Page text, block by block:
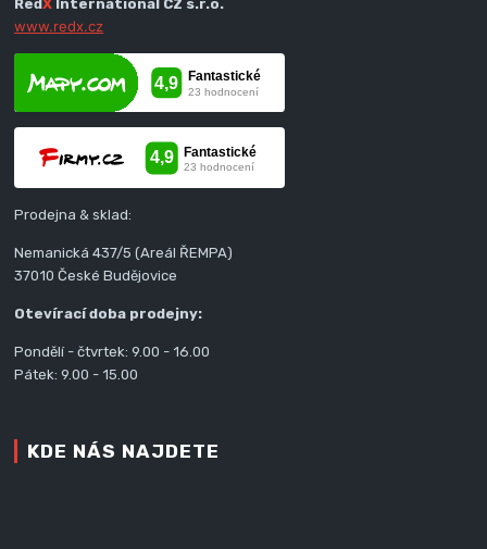
RedX International CZ s.r.o.
www.redx.cz
Prodejna & sklad:
Nemanická 437/5 (Areál ŘEMPA)
37010 České Budějovice
Otevírací doba prodejny:
Pondělí - čtvrtek: 9.00 - 16.00
Pátek: 9.00 - 15.00
KDE NÁS NAJDETE